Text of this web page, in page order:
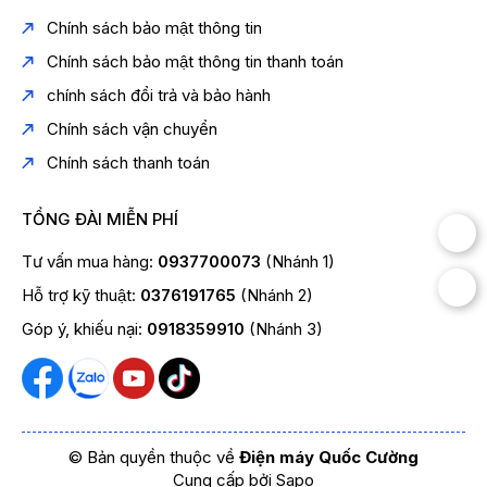
Chính sách bảo mật thông tin
Chính sách bảo mật thông tin thanh toán
chính sách đổi trả và bảo hành
Chính sách vận chuyển
Chính sách thanh toán
TỔNG ĐÀI MIỄN PHÍ
Tư vấn mua hàng: 0937700073 (Nhánh 1)
Hỗ trợ kỹ thuật: 0376191765 (Nhánh 2)
Góp ý, khiếu nại: 0918359910 (Nhánh 3)
© Bản quyền thuộc về Điện máy Quốc Cường
Cung cấp bởi Sapo